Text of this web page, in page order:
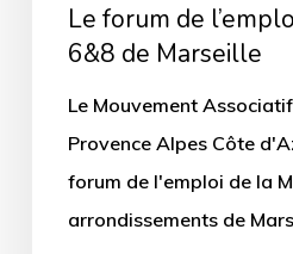
Le forum de
6&8 de Marseille
Le Mouvement
Provence Alpes Côte
forum de l'emploi de la
arrondissements de